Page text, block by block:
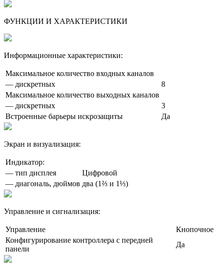
ФУНКЦИИ И ХАРАКТЕРИСТИКИ
Информационные характеристики:
Максимальное количество входных каналов
— дискретных
8
Максимальное количество выходных каналов
— дискретных
3
Встроенные барьеры искрозащиты
Да
Экран и визуализация:
Индикатор:
— тип дисплея
Цифровой
— диагональ, дюймов два (1⅔ и 1⅓)
Управление и сигнализация:
Управление
Кнопочное
Конфигурирование контроллера с передней
панели
Да